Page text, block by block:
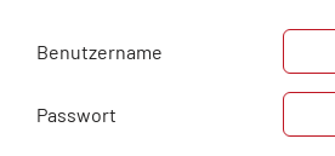
Benutzername
Passwort